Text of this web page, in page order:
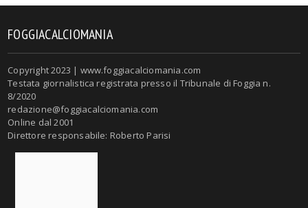
FOGGIACALCIOMANIA
Copyright 2023 | www.foggiacalciomania.com
Testata giornalistica registrata presso il Tribunale di Foggia n.
8/2020
redazione@foggiacalciomania.com
Online dal 2001
Direttore responsabile: Roberto Parisi